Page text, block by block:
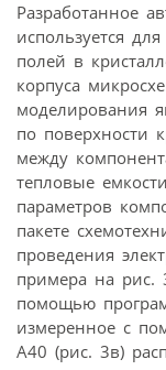
Разработанное
используется
полей в
корпуса
моделирования
по поверхности
между
тепловые
параметров
пакете
проведения
примера на рис.
помощью
измеренное с
A40 (рис. 3в)